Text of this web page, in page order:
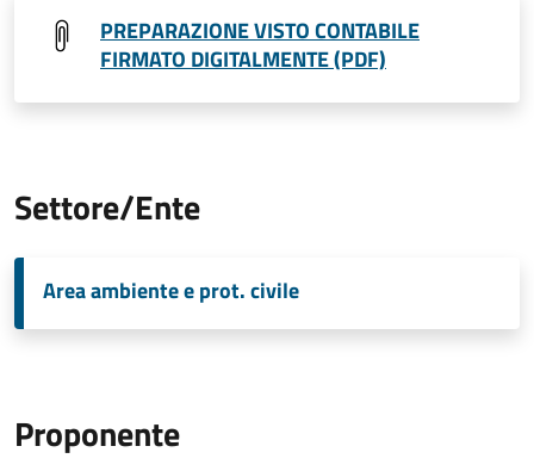
PREPARAZIONE VISTO CONTABILE
FIRMATO DIGITALMENTE (PDF)
Settore/Ente
Area ambiente e prot. civile
Proponente